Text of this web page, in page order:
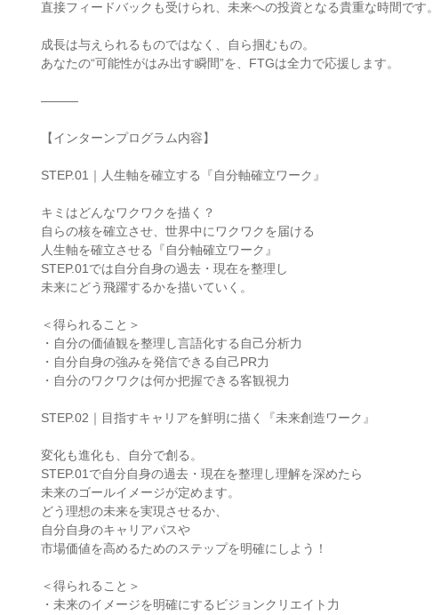
直接フィードバックも受けられ、未来への投資となる貴重な時間です。
成長は与えられるものではなく、自ら掴むもの。
あなたの“可能性がはみ出す瞬間”を、FTGは全力で応援します。
―――
【インターンプログラム内容】
STEP.01｜人生軸を確立する『自分軸確立ワーク』
キミはどんなワクワクを描く？
自らの核を確立させ、世界中にワクワクを届ける
人生軸を確立させる『自分軸確立ワーク』
STEP.01では自分自身の過去・現在を整理し
未来にどう飛躍するかを描いていく。
＜得られること＞
・自分の価値観を整理し言語化する自己分析力
・自分自身の強みを発信できる自己PR力
・自分のワクワクは何か把握できる客観視力
STEP.02｜目指すキャリアを鮮明に描く『未来創造ワーク』
変化も進化も、自分で創る。
STEP.01で自分自身の過去・現在を整理し理解を深めたら
未来のゴールイメージが定めます。
どう理想の未来を実現させるか、
自分自身のキャリアパスや
市場価値を高めるためのステップを明確にしよう！
＜得られること＞
・未来のイメージを明確にするビジョンクリエイト力